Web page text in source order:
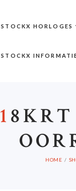
STOCKX HORLOGES
STOCKX
1
HOME